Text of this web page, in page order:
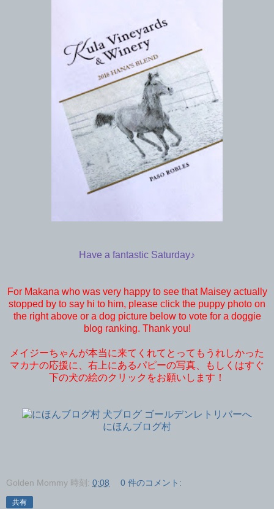
Have a fantastic Saturday♪
For Makana who was very happy to see that Maisey actually
stopped by to say hi to him, please click the puppy photo on
the right above or a dog picture below to vote for a doggie
blog ranking. Thank you!
メイジーちゃんが本当に来てくれてとってもうれしかった
マカナの応援に、右上にあるパピーの写真、もしくはすぐ
下の犬の絵のクリックをお願いします！
にほんブログ村
Golden Mommy 時刻: 0:08 0 件のコメント:
共有